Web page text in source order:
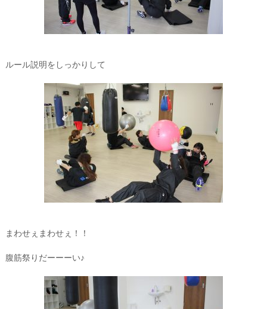
ルール説明をしっかりして
まわせぇまわせぇ！！
腹筋祭りだーーーい♪